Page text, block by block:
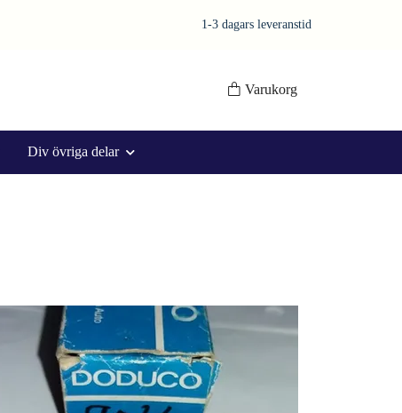
1-3 dagars leveranstid
Varukorg
Div övriga delar